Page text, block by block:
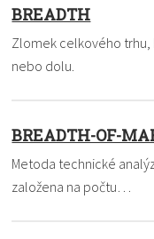
BREADTH
Zlomek celkového trhu,
nebo dolu.
BREADTH-OF-
Metoda technické
založena na počtu…